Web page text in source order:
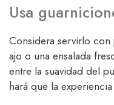
Usa
Considera servirlo
ajo o una ensalada
entre la suavidad del
hará que la